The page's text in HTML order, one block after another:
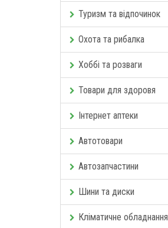
Туризм та відпочинок
Охота та рибалка
Хоббі та розваги
Товари для здоровя
Інтернет аптеки
Автотовари
Автозапчастини
Шини та диски
Кліматичне обладнання